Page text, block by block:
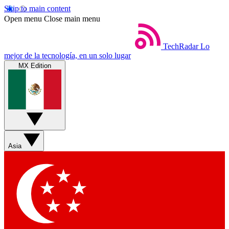
Skip to main content
Open menu Close main menu
TechRadar Lo
mejor de la tecnología, en un solo lugar
MX Edition
Asia